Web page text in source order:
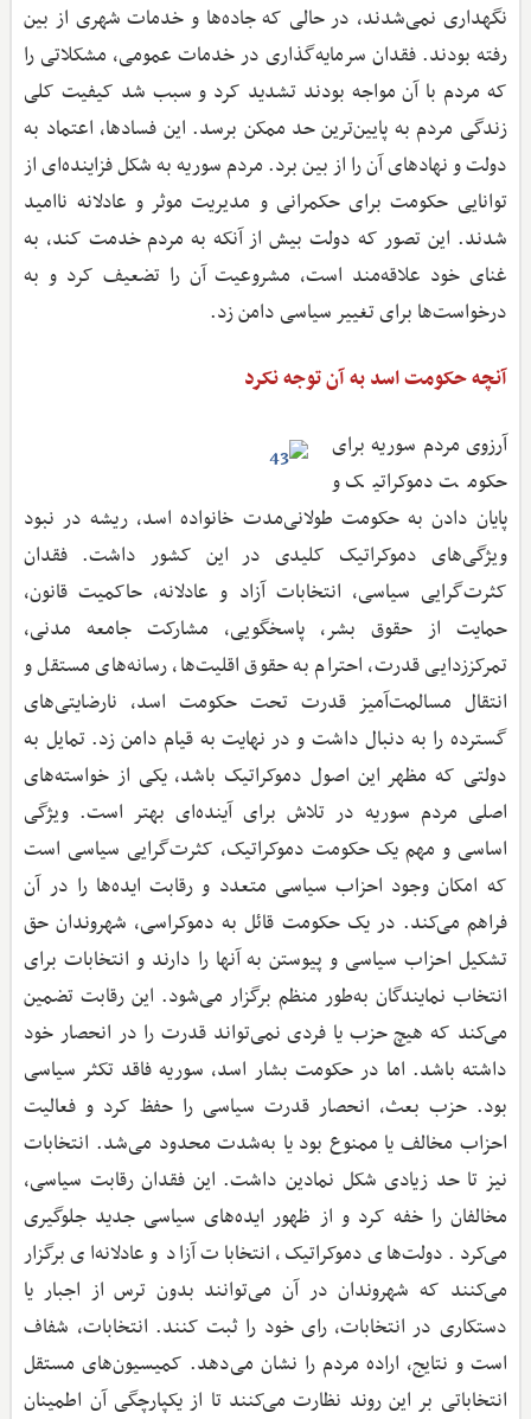
نگهداری نمی‌شدند، در حالی که جاده‌ها و خدمات شهری از بین
رفته بودند. فقدان سرمایه‌گذاری در خدمات عمومی، مشکلاتی را
که مردم با آن مواجه بودند تشدید کرد و سبب شد کیفیت کلی
زندگی مردم به پایین‌ترین حد ممکن برسد. این فسادها، اعتماد به
دولت و نهادهای آن را از بین برد. مردم سوریه به شکل فزاینده‌ای از
توانایی حکومت برای حکمرانی و مدیریت موثر و عادلانه ناامید
شدند. این تصور که دولت بیش از آنکه به مردم خدمت کند، به
غنای خود علاقه‌مند است، مشروعیت آن را تضعیف کرد و به
درخواست‌ها برای تغییر سیاسی دامن زد.
آنچه حکومت اسد به آن توجه نکرد
آرزوی مردم سوریه برای
حکومت دموکراتیک و
پایان دادن به حکومت طولانی‌مدت خانواده اسد، ریشه در نبود
ویژگی‌های دموکراتیک کلیدی در این کشور داشت. فقدان
کثرت‌گرایی سیاسی، انتخابات آزاد و عادلانه، حاکمیت قانون،
حمایت از حقوق بشر، پاسخگویی، مشارکت جامعه مدنی،
تمرکززدایی قدرت، احترام به حقوق اقلیت‌ها، رسانه‌های مستقل و
انتقال مسالمت‌آمیز قدرت تحت حکومت اسد، نارضایتی‌های
گسترده را به دنبال داشت و در نهایت به قیام دامن زد. تمایل به
دولتی که مظهر این اصول دموکراتیک باشد، یکی از خواسته‌های
اصلی مردم سوریه در تلاش برای آینده‌ای بهتر است. ویژگی
اساسی و مهم یک حکومت دموکراتیک، کثرت‌گرایی سیاسی است
که امکان وجود احزاب سیاسی متعدد و رقابت ایده‌ها را در آن
فراهم می‌کند. در یک حکومت قائل به دموکراسی، شهروندان حق
تشکیل احزاب سیاسی و پیوستن به آنها را دارند و انتخابات برای
انتخاب نمایندگان به‌طور منظم برگزار می‌شود. این رقابت تضمین
می‌کند که هیچ حزب یا فردی نمی‌تواند قدرت را در انحصار خود
داشته باشد. اما در حکومت بشار اسد، سوریه فاقد تکثر سیاسی
بود. حزب بعث، انحصار قدرت سیاسی را حفظ کرد و فعالیت
احزاب مخالف یا ممنوع بود یا به‌شدت محدود می‌شد. انتخابات
نیز تا حد زیادی شکل نمادین داشت. این فقدان رقابت سیاسی،
مخالفان را خفه کرد و از ظهور ایده‌های سیاسی جدید جلوگیری
می‌کرد. دولت‌های دموکراتیک، انتخابات آزاد و عادلانه‌ای برگزار
می‌کنند که شهروندان در آن می‌توانند بدون ترس از اجبار یا
دستکاری در انتخابات، رای خود را ثبت کنند. انتخابات، شفاف
است و نتایج، اراده مردم را نشان می‌دهد. کمیسیون‌های مستقل
انتخاباتی بر این روند نظارت می‌کنند تا از یکپارچگی آن اطمینان